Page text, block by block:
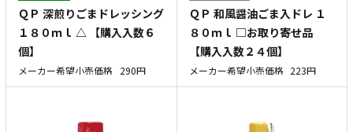
ＱＰ 深煎りごまドレッシング
１８０ｍｌ △ 【購入入数６
個】
メーカー希望小売価格 290円
ＱＰ 和風醤油ごま入ドレ １
８０ｍｌ □お取り寄せ品
【購入入数２４個】
メーカー希望小売価格 223円